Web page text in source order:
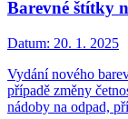
Barevné štítky
Datum: 20. 1. 2025
Vydání nového
případě změny
nádoby na odpad,